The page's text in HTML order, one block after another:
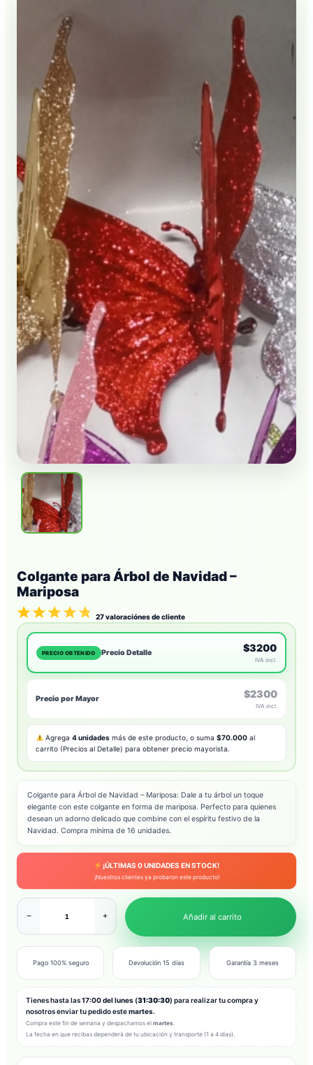
Colgante para Árbol de Navidad –
Mariposa
27valoraciónes de cliente
PRECIO OBTENIDO Precio Detalle $3200
IVA incl.
Precio por Mayor $2300
IVA incl.
Agrega4 unidades más de este producto, o suma$70.000 al
carrito (Precios al Detalle) para obtener precio mayorista.
Colgante para Árbol de Navidad – Mariposa: Dale a tu árbol un toque
elegante con este colgante en forma de mariposa. Perfecto para quienes
desean un adorno delicado que combine con el espíritu festivo de la
Navidad. Compra mínima de 16 unidades.
¡ÚLTIMAS0UNIDADES EN STOCK!
¡Nuestros clientes ya probaron este producto!
− + Añadir al carrito
Pago 100% seguro Devolución 15 días Garantía 3 meses
Tienes hasta las17:00 del lunes (31:30:28) para realizar tu compra y
nosotros enviar tu pedido estemartes.
Compra este fin de semana y despachamos el martes.
La fecha en que recibas dependerá de tu ubicación y transporte (1 a 4 días).